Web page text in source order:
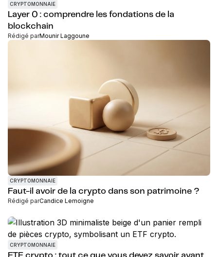
CRYPTOMONNAIE
Layer 0 : comprendre les fondations de la
blockchain
Rédigé parMounir Laggoune
CRYPTOMONNAIE
Faut-il avoir de la crypto dans son patrimoine ?
Rédigé parCandice Lemoigne
CRYPTOMONNAIE